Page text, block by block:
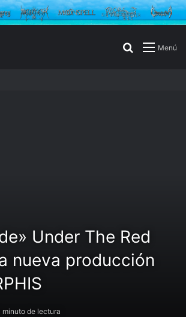
Menú
Buscar
Under The Red
nueva producción
minuto de lectura